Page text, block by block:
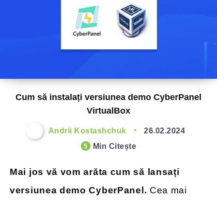
Cum să instalați versiunea demo CyberPanel
VirtualBox
Andrii Kostashchuk 26.02.2024
5 Min Citește
Mai jos vă vom arăta cum să lansați
versiunea demo CyberPanel. Cea mai